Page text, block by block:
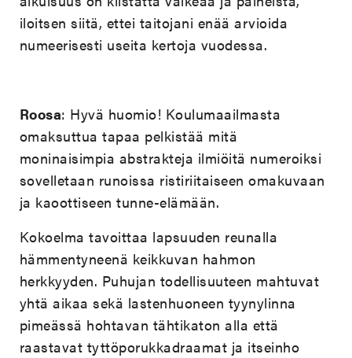
iloitsen siitä, ettei taitojani enää arvioida
numeerisesti useita kertoja vuodessa.
Roosa: Hyvä huomio! Koulumaailmasta
omaksuttua tapaa pelkistää mitä
moninaisimpia abstrakteja ilmiöitä numeroiksi
sovelletaan runoissa ristiriitaiseen omakuvaan
ja kaoottiseen tunne-elämään.
Kokoelma tavoittaa lapsuuden reunalla
hämmentyneenä keikkuvan hahmon
herkkyyden. Puhujan todellisuuteen mahtuvat
yhtä aikaa sekä lastenhuoneen tyynylinna
pimeässä hohtavan tähtikaton alla että
raastavat tyttöporukkadraamat ja itseinho